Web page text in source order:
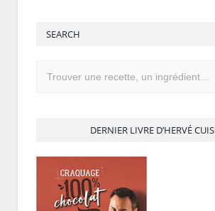
SEARCH
DERNIER LIVRE D’HERVÉ